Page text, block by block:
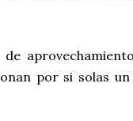
por si solas